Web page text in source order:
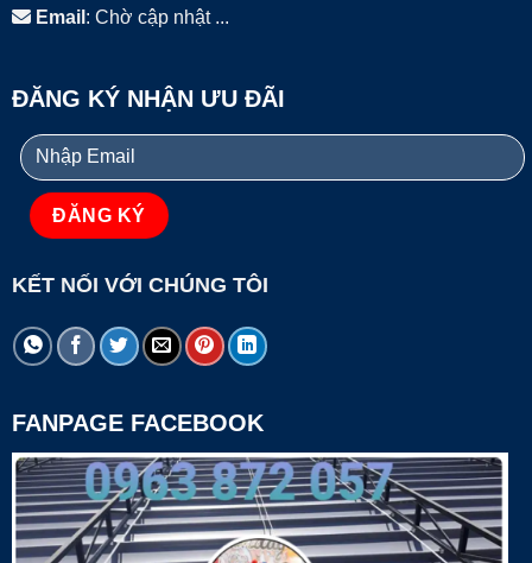
Email : Chờ cập nhật ...
ĐĂNG KÝ NHẬN ƯU ĐÃI
KẾT NỐI VỚI CHÚNG TÔI
FANPAGE FACEBOOK